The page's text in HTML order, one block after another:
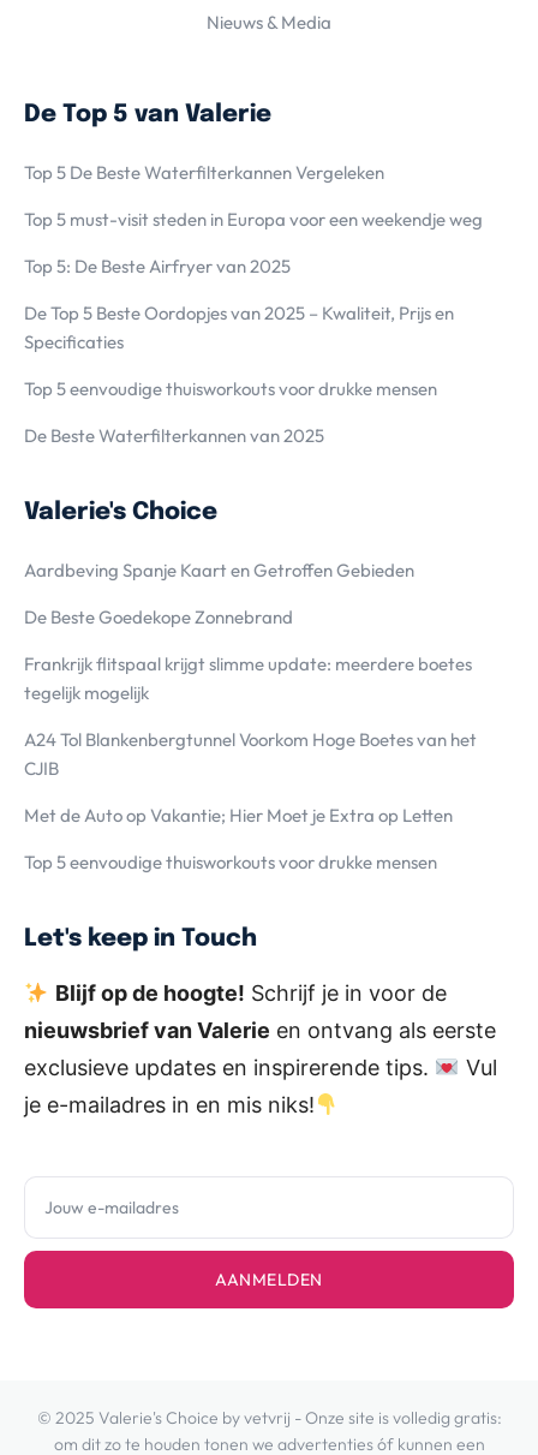
Nieuws & Media
De Top 5 van Valerie
Top 5 De Beste Waterfilterkannen Vergeleken
Top 5 must-visit steden in Europa voor een weekendje weg
Top 5: De Beste Airfryer van 2025
De Top 5 Beste Oordopjes van 2025 – Kwaliteit, Prijs en
Specificaties
Top 5 eenvoudige thuisworkouts voor drukke mensen
De Beste Waterfilterkannen van 2025
Valerie's Choice
Aardbeving Spanje Kaart en Getroffen Gebieden
De Beste Goedekope Zonnebrand
Frankrijk flitspaal krijgt slimme update: meerdere boetes
tegelijk mogelijk
A24 Tol Blankenbergtunnel Voorkom Hoge Boetes van het
CJIB
Met de Auto op Vakantie; Hier Moet je Extra op Letten
Top 5 eenvoudige thuisworkouts voor drukke mensen
Let's keep in Touch
Blijf op de hoogte! Schrijf je in voor de
nieuwsbrief van Valerie en ontvang als eerste
exclusieve updates en inspirerende tips.
Vul
je e-mailadres in en mis niks!
AANMELDEN
© 2025 Valerie's Choice by vetvrij - Onze site is volledig gratis:
om dit zo te houden tonen we advertenties óf kunnen een